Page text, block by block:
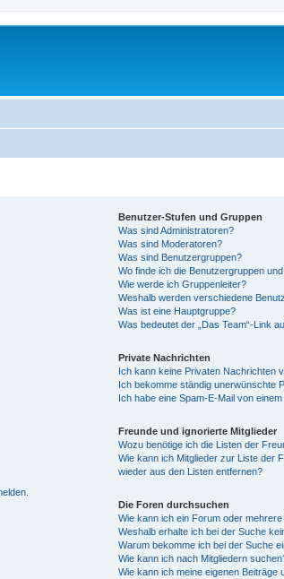
Benutzer-Stufen und Gruppen
Was sind Administratoren?
Was sind Moderatoren?
Was sind Benutzergruppen?
Wo finde ich die Benutzergruppen
Wie werde ich Gruppenleiter?
Weshalb werden verschiedene
Was ist eine Hauptgruppe?
Was bedeutet der „Das Team“-Link
Private Nachrichten
Ich kann keine Privaten Nachrichten
Ich bekomme ständig unerwünschte
Ich habe eine Spam-E-Mail von
Freunde und ignorierte Mitglieder
Wozu benötige ich die Listen der
Wie kann ich Mitglieder zur Liste der
wieder aus den Listen entfernen?
Die Foren durchsuchen
Wie kann ich ein Forum oder
Weshalb erhalte ich bei der Suche
Warum bekomme ich bei der Suche
Wie kann ich nach Mitgliedern
Wie kann ich meine eigenen Beiträge